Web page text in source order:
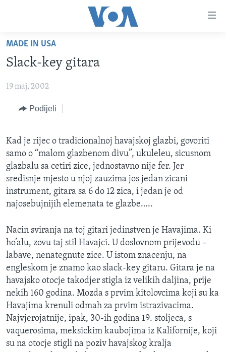
glavni
sadržaj
na
navigaciju
na
pretragu
TV PROGRAM
FOTOGRAFIJE DANA
VIJESTI
BOSNA I HERCEGOVINA
SVIJET
SPECIJALNI PROJEKTI
KORUPCIJA
SLOBODA MEDIJA
ŽENSKA STRANA
MAGAZIN
O GLASU AMERIKE
Learning English
PRATITE NAS
MADE IN USA
Slack-key gitara
19 maj, 2002
Podijeli
Kad je rijec o tradicionalnoj havajskoj glazbi, govoriti
samo o “malom glazbenom divu”, ukuleleu, sicusnom
glazbalu sa cetiri zice, jednostavno nije fer. Jer
sredisnje mjesto u njoj zauzima jos jedan zicani
instrument, gitara sa 6 do 12 zica, i jedan je od
najosebujnijih elemenata te glazbe…..
Nacin sviranja na toj gitari jedinstven je Havajima. Ki
ho’alu, zovu taj stil Havajci. U doslovnom prijevodu –
labave, nenategnute zice. U istom znacenju, na
engleskom je znamo kao slack-key gitaru. Gitara je na
havajsko otocje takodjer stigla iz velikih daljina, prije
nekih 160 godina. Mozda s prvim kitolovcima koji su ka
Havajima krenuli odmah za prvim istrazivacima.
Najvjerojatnije, ipak, 30-ih godina 19. stoljeca, s
vaquerosima, meksickim kaubojima iz Kalifornije, koji
su na otocje stigli na poziv havajskog kralja